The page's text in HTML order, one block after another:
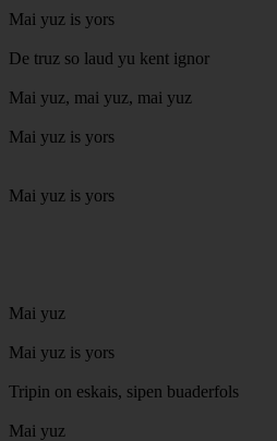
Mai yuz is yors
De truz so laud yu kent ignor
Mai yuz, mai yuz, mai yuz
Mai yuz is yors
Mai yuz is yors
Mai yuz
Mai yuz is yors
Tripin on eskais, sipen buaderfols
Mai yuz